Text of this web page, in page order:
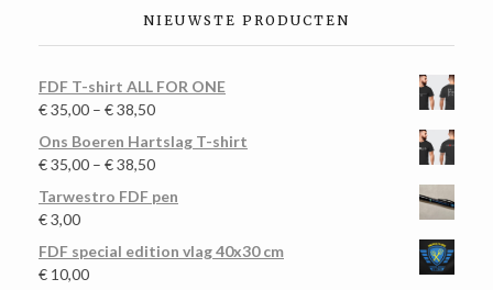
NIEUWSTE PRODUCTEN
FDF T-shirt ALL FOR ONE
€35,00 – €38,50
Ons Boeren Hartslag T-shirt
€35,00 – €38,50
Tarwestro FDF pen
€3,00
FDF special edition vlag 40x30 cm
€ 10,00